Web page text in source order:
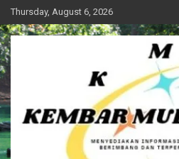
Skip
to
content
Thursday, August 6, 2026